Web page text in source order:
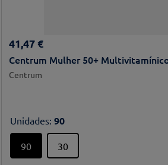
41,47 €
Centrum Mulher 50+
Centrum
Unidades: 90
90 30